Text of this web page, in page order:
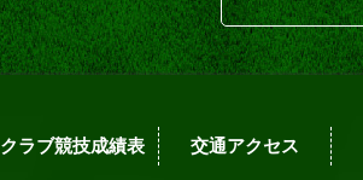
クラブ競技成績表 交通アクセス